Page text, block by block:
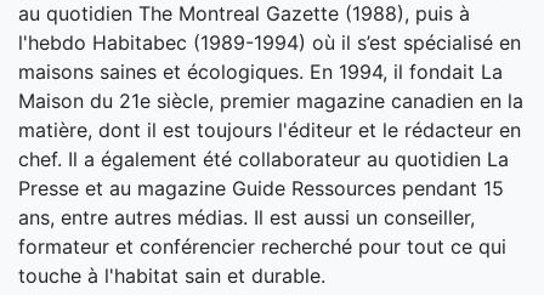
au quotidien The Montreal Gazette (1988), puis à
l'hebdo Habitabec (1989-1994) où il s’est spécialisé en
maisons saines et écologiques. En 1994, il fondait La
Maison du 21e siècle, premier magazine canadien en la
matière, dont il est toujours l'éditeur et le rédacteur en
chef. Il a également été collaborateur au quotidien La
Presse et au magazine Guide Ressources pendant 15
ans, entre autres médias. Il est aussi un conseiller,
formateur et conférencier recherché pour tout ce qui
touche à l'habitat sain et durable.